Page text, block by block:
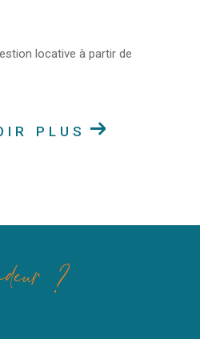
locative à partir de
PLUS
?